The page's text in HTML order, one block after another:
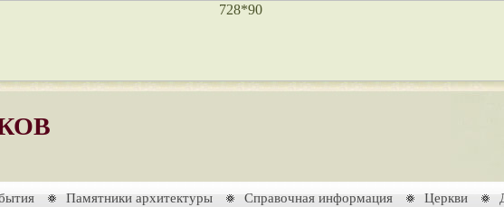
Памятники архитектуры Справочная информация Церкви